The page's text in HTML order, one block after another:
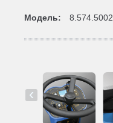
Модель: 8.574.5002
‹